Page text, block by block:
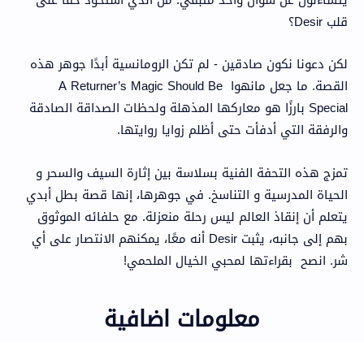
قلب Desir؟
لكن دعونا نكون صادقين - لم تكن الرومانسية أبدًا جوهر هذه
القصة. ما جعل مانهوا A Returner’s Magic Should Be
Special بارزًا هو معاركها المذهلة ولحظات الصداقة الصادقة
والرفقة التي أدفأت حتى أظلم زوايا روايتها.
تمزج هذه التحفة الفنية بسلاسة بين إثارة السيف والسحر و
الحياة المدرسية و التناسخ. في جوهرها، إنها قصة بطل أبدي
يتعلم أن إنقاذ العالم ليس رحلة منعزلة. مع حلفائه الموثوق
بهم إلى جانبه، يثبت Desir أنه معًا، يمكنهم الانتصار على أي
شر. انصح بقراءتها لمحبي الخيال الملحمي!
معلومات اضافية